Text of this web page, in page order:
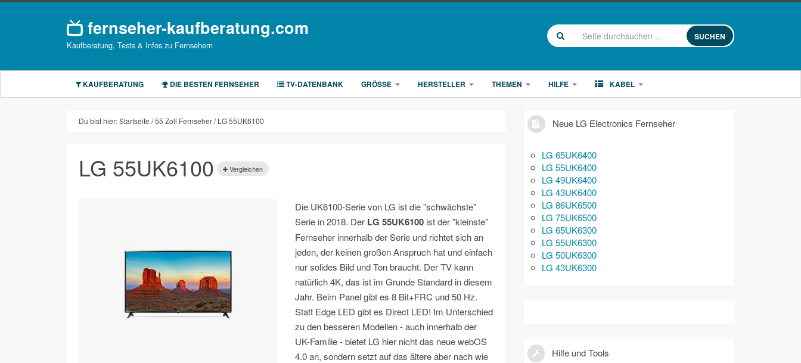
fernseher-kaufberatung.com
Kaufberatung, Tests & Infos zu Fernsehern
SUCHEN
KAUFBERATUNG DIE BESTEN FERNSEHER TV-DATENBANK GRÖSSE HERSTELLER THEMEN HILFE KABEL
Du bist hier:Startseite 55 Zoll Fernseher LG 55UK6100
LG 55UK6100 Vergleichen
Die UK6100-Serie von LG ist die "schwächste"
Serie in 2018. Der LG 55UK6100 ist der "kleinste"
Fernseher innerhalb der Serie und richtet sich an
jeden, der keinen großen Anspruch hat und einfach
nur solides Bild und Ton braucht. Der TV kann
natürlich 4K, das ist im Grunde Standard in diesem
Jahr. Beim Panel gibt es 8 Bit+FRC und 50 Hz.
Statt Edge LED gibt es Direct LED! Im Unterschied
zu den besseren Modellen - auch innerhalb der
UK-Familie - bietet LG hier nicht das neue webOS
4.0 an, sondern setzt auf das ältere aber nach wie
Neue LG Electronics Fernseher
LG 65UK6400
LG 55UK6400
LG 49UK6400
LG 43UK6400
LG 86UK6500
LG 75UK6500
LG 65UK6300
LG 55UK6300
LG 50UK6300
LG 43UK6300
Hilfe und Tools